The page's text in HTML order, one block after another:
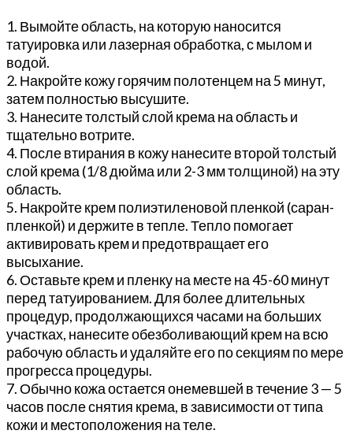
1. Вымойте область, на которую наносится
татуировка или лазерная обработка, с мылом и
водой.
2. Накройте кожу горячим полотенцем на 5 минут,
затем полностью высушите.
3. Нанесите толстый слой крема на область и
тщательно вотрите.
4. После втирания в кожу нанесите второй толстый
слой крема (1/8 дюйма или 2-3 мм толщиной) на эту
область.
5. Накройте крем полиэтиленовой пленкой (саран-
пленкой) и держите в тепле. Тепло помогает
активировать крем и предотвращает его
высыхание.
6. Оставьте крем и пленку на месте на 45-60 минут
перед татуированием. Для более длительных
процедур, продолжающихся часами на больших
участках, нанесите обезболивающий крем на всю
рабочую область и удаляйте его по секциям по мере
прогресса процедуры.
7. Обычно кожа остается онемевшей в течение 3 — 5
часов после снятия крема, в зависимости от типа
кожи и местоположения на теле.